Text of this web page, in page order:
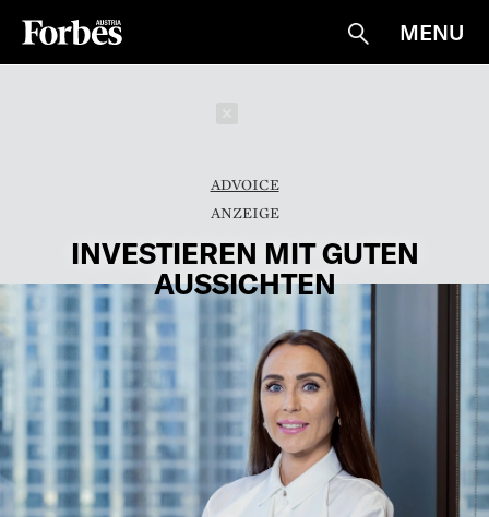
Suche
MENU
ADVOICE
INVESTIEREN MIT GUTEN
AUSSICHTEN